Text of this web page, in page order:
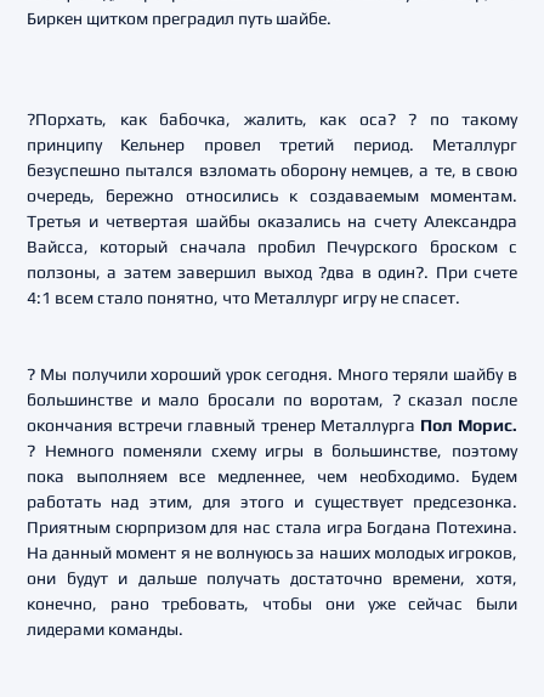
Биркен щитком преградил путь шайбе.
?Порхать, как бабочка, жалить, как оса? ? по такому
принципу Кельнер провел третий период. Металлург
безуспешно пытался взломать оборону немцев, а те, в свою
очередь, бережно относились к создаваемым моментам.
Третья и четвертая шайбы оказались на счету Александра
Вайсса, который сначала пробил Печурского броском с
ползоны, а затем завершил выход ?два в один?. При счете
4:1 всем стало понятно, что Металлург игру не спасет.
? Мы получили хороший урок сегодня. Много теряли шайбу в
большинстве и мало бросали по воротам, ? сказал после
окончания встречи главный тренер Металлурга Пол Морис.
? Немного поменяли схему игры в большинстве, поэтому
пока выполняем все медленнее, чем необходимо. Будем
работать над этим, для этого и существует предсезонка.
Приятным сюрпризом для нас стала игра Богдана Потехина.
На данный момент я не волнуюсь за наших молодых игроков,
они будут и дальше получать достаточно времени, хотя,
конечно, рано требовать, чтобы они уже сейчас были
лидерами команды.